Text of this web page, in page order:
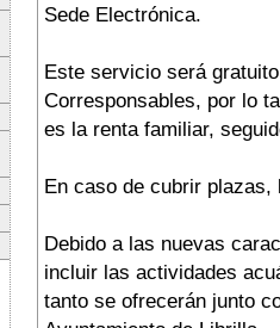
Sede Electrónica.
Este servicio será
Corresponsables, por lo
es la renta familiar,
En caso de cubrir
Debido a las nuevas
incluir las actividades
tanto se ofrecerán junto